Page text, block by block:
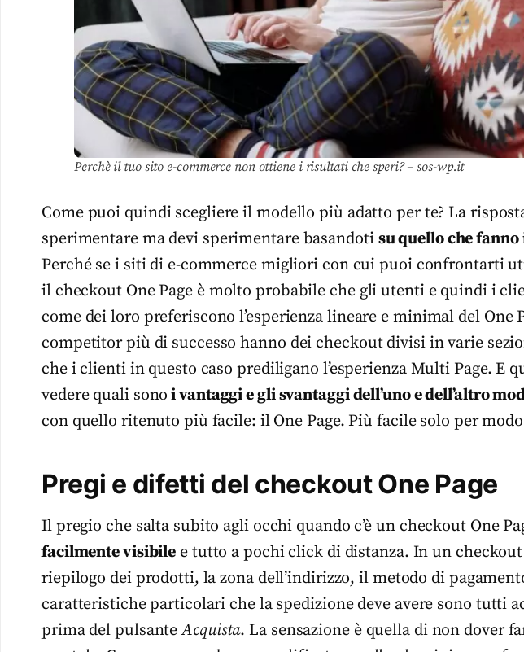
Perchè il tuo sito e-commerce non ottiene i risultati che speri? – sos-wp.it
Come puoi quindi scegliere il modello più adatto per te? La
sperimentare ma devi sperimentare basandoti su quello che
Perché se i siti di e-commerce migliori con cui puoi confrontarti
il checkout One Page è molto probabile che gli utenti e quindi i
come dei loro preferiscono l’esperienza lineare e minimal del One
competitor più di successo hanno dei checkout divisi in varie
che i clienti in questo caso prediligano l’esperienza Multi Page. E
vedere quali sono i vantaggi e gli svantaggi dell’uno e dell’altro
con quello ritenuto più facile: il One Page. Più facile solo per
Pregi e difetti del checkout One Page
Il pregio che salta subito agli occhi quando c’è un checkout One
facilmente visibile e tutto a pochi click di distanza. In un
riepilogo dei prodotti, la zona dell’indirizzo, il metodo di
caratteristiche particolari che la spedizione deve avere sono tutti
prima del pulsanteAcquista. La sensazione è quella di non dover